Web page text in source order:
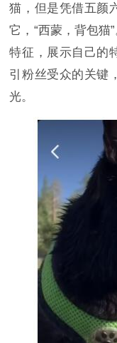
猫，但是凭借五颜
它，“西蒙，背包猫
特征，展示自己的
引粉丝受众的关键
光。